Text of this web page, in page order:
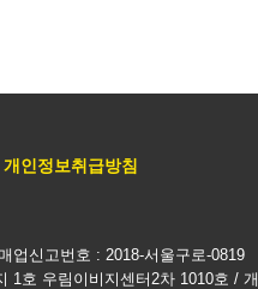
개인정보취급방침
업신고번호 : 2018-서울구로-0819
1호 우림이비지센터2차 1010호 /